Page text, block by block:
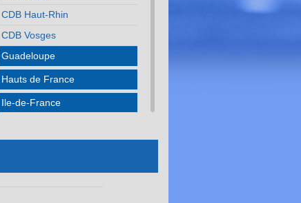
CDB Haut-Rhin
CDB Vosges
Guadeloupe
Hauts de France
Ile-de-France
Normandie